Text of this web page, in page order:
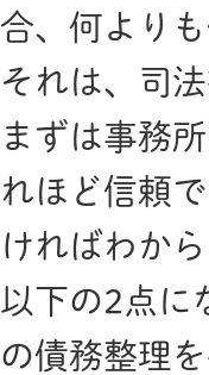
合、何より
それは、司
まずは事務
れほど信頼
ければわか
以下の2点に
の債務整理